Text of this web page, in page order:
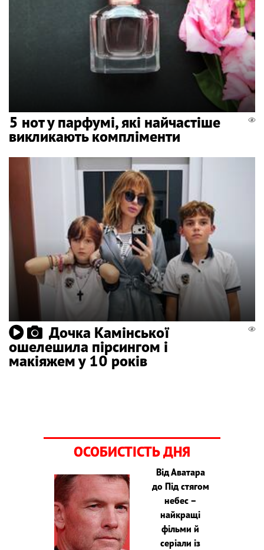
5 нот у парфумі, які найчастіше
викликають компліменти
Дочка Камінської
ошелешила пірсингом і
макіяжем у 10 років
ОСОБИСТІСТЬ ДНЯ
Від Аватара
до Під стягом
небес –
найкращі
фільми й
серіали із